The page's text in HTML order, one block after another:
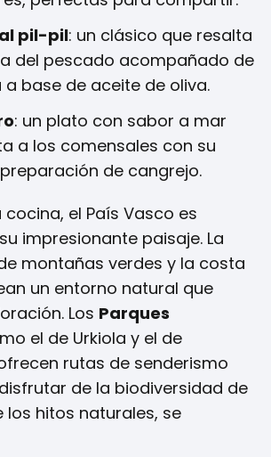
pil-pil: un clásico que resalta
del pescado acompañado de
a base de aceite de oliva.
: un plato con sabor a mar
a los comensales con su
de cangrejo.
el País Vasco es
impresionante paisaje. La
montañas verdes y la costa
un entorno natural que
Los Parques
el de Urkiola y el de
rutas de senderismo
de la biodiversidad de
los hitos naturales, se